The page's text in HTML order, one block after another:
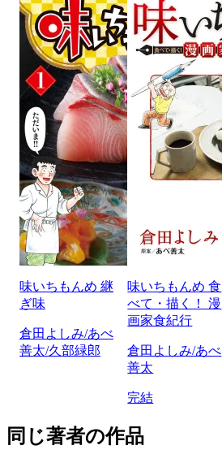
味いちもんめ 継
ぎ味
倉田よしみ/あべ
善太/久部緑郎
味いちもんめ 食
べて・描く！ 漫
画家食紀行
倉田よしみ/あべ
善太
完結
同じ著者の作品